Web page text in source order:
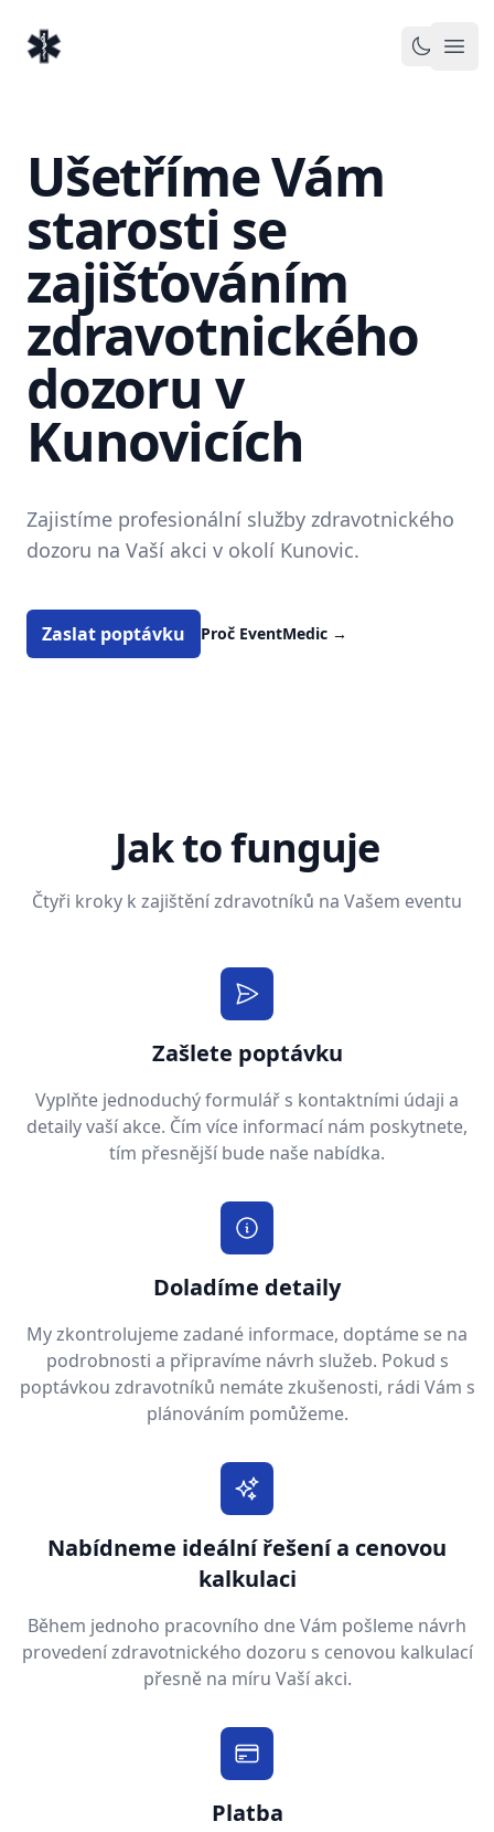
EventMedic.cz
Toggle
Ušetříme Vám
starosti se
zajišťováním
zdravotnického
dozoru v
Kunovicích
Zajistíme profesionální služby zdravotnického
dozoru na Vaší akci v okolí Kunovic.
Zaslat poptávku Proč EventMedic →
Jak to funguje
Čtyři kroky k zajištění zdravotníků na Vašem eventu
Zašlete poptávku
Vyplňte jednoduchý formulář s kontaktními údaji a
detaily vaší akce. Čím více informací nám poskytnete,
tím přesnější bude naše nabídka.
Doladíme detaily
My zkontrolujeme zadané informace, doptáme se na
podrobnosti a připravíme návrh služeb. Pokud s
poptávkou zdravotníků nemáte zkušenosti, rádi Vám s
plánováním pomůžeme.
Nabídneme ideální řešení a cenovou
kalkulaci
Během jednoho pracovního dne Vám pošleme návrh
provedení zdravotnického dozoru s cenovou kalkulací
přesně na míru Vaší akci.
Platba